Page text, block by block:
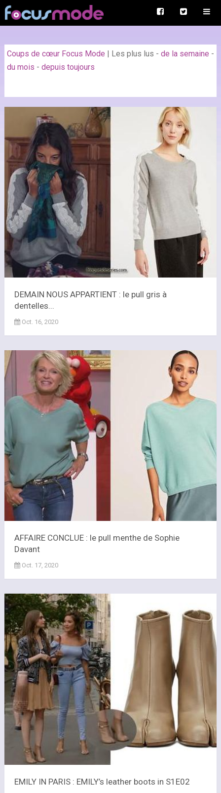
Coups de cœur Focus Mode | Les plus lus - de la semaine -
du mois - depuis toujours
DEMAIN NOUS APPARTIENT : le pull gris à
dentelles...
Oct. 16, 2020
AFFAIRE CONCLUE : le pull menthe de Sophie
Davant
Oct. 17, 2020
EMILY IN PARIS : EMILY’s leather boots in S1E02